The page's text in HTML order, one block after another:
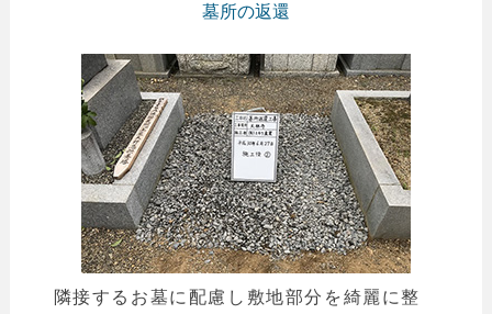
墓所の返還
隣接するお墓に配慮し敷地部分を綺麗に整